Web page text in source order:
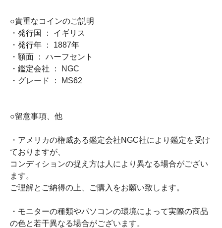
○貴重なコインのご説明
・発行国 ： イギリス
・発行年 ： 1887年
・額面 ： ハーフセント
・鑑定会社 ： NGC
・グレード ： MS62
○留意事項、他
・アメリカの権威ある鑑定会社NGC社により鑑定を受け
ておりますが、
コンディションの捉え方は人により異なる場合がござい
ます。
ご理解とご納得の上、ご購入をお願い致します。
・モニターの種類やパソコンの環境によって実際の商品
の色と若干異なる場合がございます。